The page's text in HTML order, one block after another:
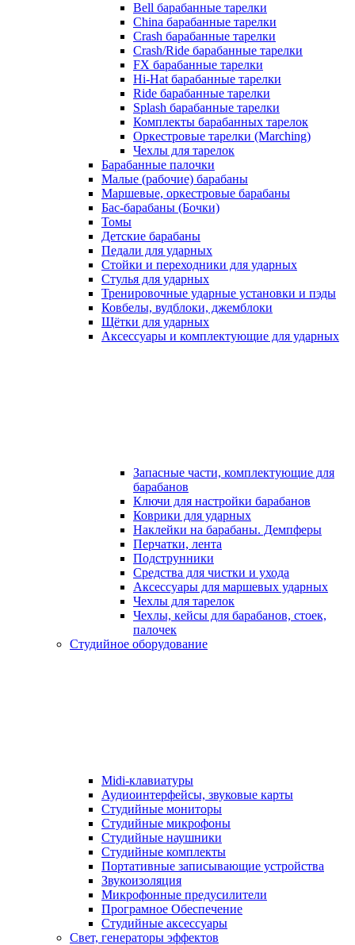
Bell барабанные тарелки
China барабанные тарелки
Crash барабанные тарелки
Crash/Ride барабанные тарелки
FX барабанные тарелки
Hi-Hat барабанные тарелки
Ride барабанные тарелки
Splash барабанные тарелки
Комплекты барабанных тарелок
Оркестровые тарелки (Marching)
Чехлы для тарелок
Барабанные палочки
Малые (рабочие) барабаны
Маршевые, оркестровые барабаны
Бас-барабаны (Бочки)
Томы
Детские барабаны
Педали для ударных
Стойки и переходники для ударных
Стулья для ударных
Тренировочные ударные установки и пэды
Ковбелы, вудблоки, джемблоки
Щётки для ударных
Аксесcуары и комплектующие для ударных
Запасные части, комплектующие для
барабанов
Ключи для настройки барабанов
Коврики для ударных
Наклейки на барабаны. Демпферы
Перчатки, лента
Подструнники
Средства для чистки и ухода
Аксессуары для маршевых ударных
Чехлы для тарелок
Чехлы, кейсы для барабанов, стоек,
палочек
Студийное оборудование
Midi-клавиатуры
Аудиоинтерфейсы, звуковые карты
Студийные мониторы
Студийные микрофоны
Студийные наушники
Студийные комплекты
Портативные записывающие устройства
Звукоизоляция
Микрофонные предусилители
Програмное Обеспечение
Студийные аксессуары
Свет, генераторы эффектов